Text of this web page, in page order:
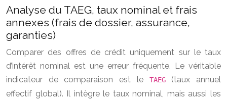
Analyse du TAEG, taux nominal et frais
annexes (frais de dossier, assurance,
garanties)
Comparer des offres de crédit uniquement sur le taux
d’intérêt nominal est une erreur fréquente. Le véritable
indicateur de comparaison est le
TAEG(taux annuel
effectif global). Il intègre le taux nominal, mais aussi les